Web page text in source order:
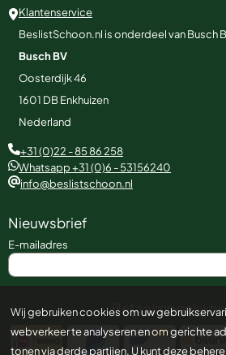
Klantenservice
BeslistSchoon.nl is onderdeel van Busch
Busch BV
Oosterdijk 46
1601 DBEnkhuizen
Nederland
+31 (0)22 - 85 86 258
Whatsapp +31 (0)6 - 53156240
info@beslistschoon.nl
Nieuwsbrief
E-mailadres
Wij gebruiken cookies om uw
webverkeer te analyseren en om gerichte
tonen via derde partijen. U kunt deze